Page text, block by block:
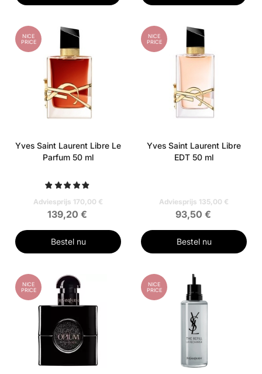
NICE
PRICE
Yves Saint Laurent Libre Le
Parfum 50 ml
Adviesprijs 170,00 €
139,20 €
Bestel nu
NICE
PRICE
Yves Saint Laurent Libre
EDT 50 ml
Adviesprijs 135,00 €
93,50 €
Bestel nu
NICE
PRICE
NICE
PRICE